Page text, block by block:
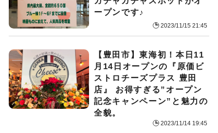
ープンです♪
2023/11/15 21:45
【豊田市】東海初！本日11
月14日オープンの『原価ビ
ストロチーズプラス 豊田
店』 お得すぎる”オープン
記念キャンペーン”と魅力の
全貌。
2023/11/14 19:45